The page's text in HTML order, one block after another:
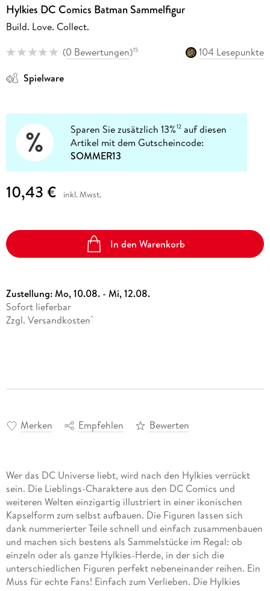
Hylkies DC Comics Batman Sammelfigur
Build. Love. Collect.
(0 Bewertungen)15
104 Lesepunkte
Spielware
Sparen Sie zusätzlich 13%12 auf diesen
Artikel mit dem Gutscheincode:
SOMMER13
10,43 € inkl. Mwst.
In den Warenkorb
Zustellung:Mo, 10.08. - Mi, 12.08.
Sofort lieferbar
Zzgl. Versandkosten *
Merken Empfehlen Bewerten
Wer das DC Universe liebt, wird nach den Hylkies verrückt
sein. Die Lieblings-Charaktere aus den DC Comics und
weiteren Welten einzigartig illustriert in einer ikonischen
Kapselform zum selbst aufbauen. Die Figuren lassen sich
dank nummerierter Teile schnell und einfach zusammenbauen
und machen sich bestens als Sammelstücke im Regal: ob
einzeln oder als ganze Hylkies-Herde, in der sich die
unterschiedlichen Figuren perfekt nebeneinander reihen. Ein
Muss für echte Fans! Einfach zum Verlieben. Die Hylkies